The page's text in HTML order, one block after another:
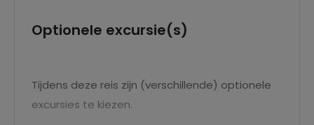
Optionele excursie(s)
Tijdens deze reis zijn (verschillende) optionele
excursies te kiezen.